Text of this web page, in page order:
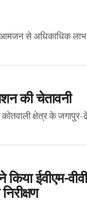
से अधिकाधिक
की चेतावनी
कोतवाली क्षेत्र के
किया ईवीएम-